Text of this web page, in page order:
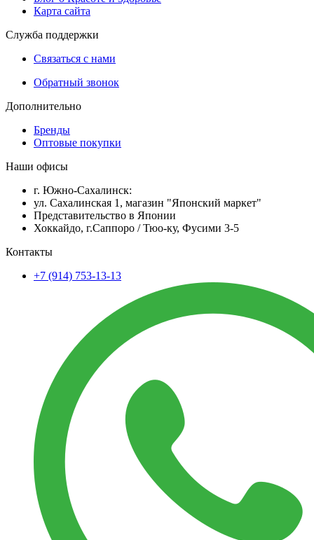
Карта сайта
Служба поддержки
Связаться с нами
Обратный звонок
Дополнительно
Бренды
Оптовые покупки
Наши офисы
г. Южно-Сахалинск:
ул. Сахалинская 1, магазин "Японский маркет"
Представительство в Японии
Хоккайдо, г.Саппоро / Тюо-ку, Фусими 3-5
Контакты
+7 (914) 753-13-13